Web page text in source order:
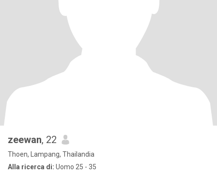
zeewan, 22
Thoen, Lampang, Thailandia
Alla ricerca di: Uomo 25 - 35